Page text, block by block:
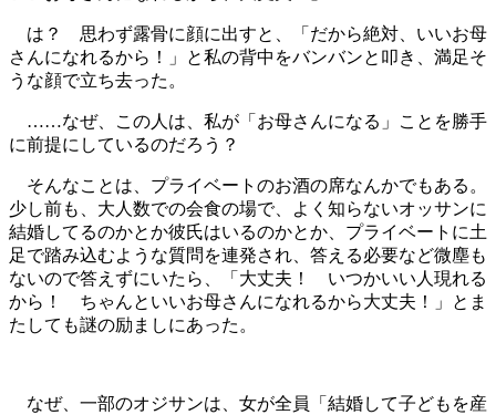
は？ 思わず露骨に顔に出すと、「だから絶対、いいお母
さんになれるから！」と私の背中をバンバンと叩き、満足そ
うな顔で立ち去った。
……なぜ、この人は、私が「お母さんになる」ことを勝手
に前提にしているのだろう？
そんなことは、プライベートのお酒の席なんかでもある。
少し前も、大人数での会食の場で、よく知らないオッサンに
結婚してるのかとか彼氏はいるのかとか、プライベートに土
足で踏み込むような質問を連発され、答える必要など微塵も
ないので答えずにいたら、「大丈夫！ いつかいい人現れる
から！ ちゃんといいお母さんになれるから大丈夫！」とま
たしても謎の励ましにあった。
なぜ、一部のオジサンは、女が全員「結婚して子どもを産